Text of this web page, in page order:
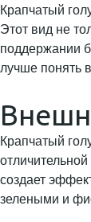
Крапчатый
Этот вид не
поддержании
лучше понять
Крапчатый
создает
зелеными и